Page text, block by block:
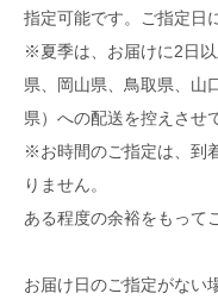
指定可能です。ご指定日
※夏季は、お届けに2日
県、岡山県、鳥取県、山
県）への配送を控えさせ
※お時間のご指定は、到
りません。
ある程度の余裕をもって
お届け日のご指定がない